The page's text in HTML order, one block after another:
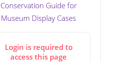
Conservation Guide for
Museum Display Cases
Login is required to
access this page